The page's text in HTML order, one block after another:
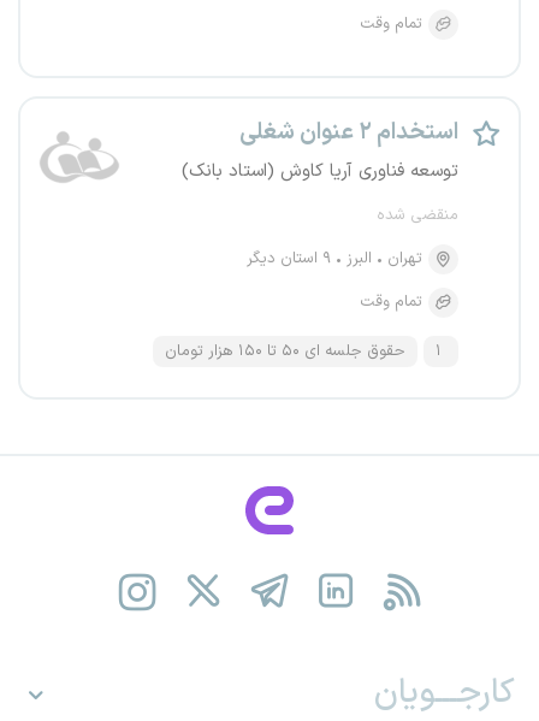
تمام وقت
استخدام ۲ عنوان شغلی
توسعه فناوری آریا کاوش (استاد بانک)
منقضی شده
تهران
البرز
۹ استان دیگر
تمام وقت
حقوق جلسه ای ۵۰ تا ۱۵۰ هزار تومان
کارجـــویان